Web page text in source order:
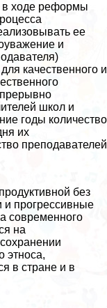
в ходе реформы
ее
и
качественного и
школ и
годы количество
их
преподавателей
без
прогрессивные
современного
на
этноса,
в стране и в